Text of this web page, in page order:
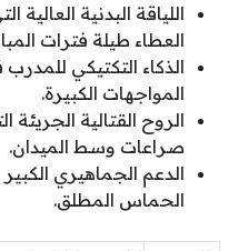
اللياقة البدنية
العطاء طيلة فترات
الذكاء التكتيكي
المواجهات الكبيرة.
الروح القتالية
صراعات وسط الميدان.
الدعم الجماهيري
الحماس المطلق.